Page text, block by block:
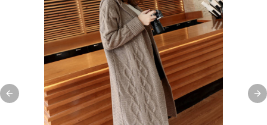
Previous slide